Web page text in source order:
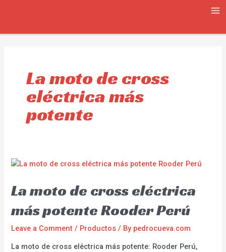
La moto de cross
eléctrica más
potente
La moto de cross eléctrica
más potente Rooder Perú
Leave a Comment / Productos / By pedrocueva.com
La moto de cross eléctrica más potente: Rooder Perú,